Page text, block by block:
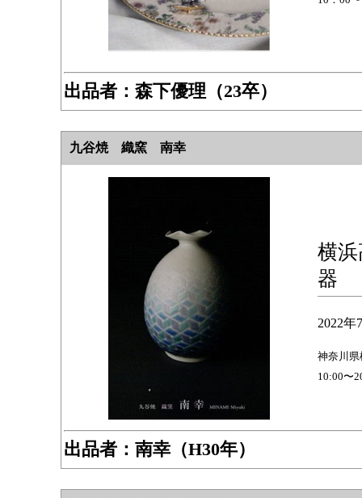
出品者：森下優理（23卒）
九谷焼 織窯 南幸
横
器
2022年
神奈川県
10:00〜
出品者： 南幸（H30年）